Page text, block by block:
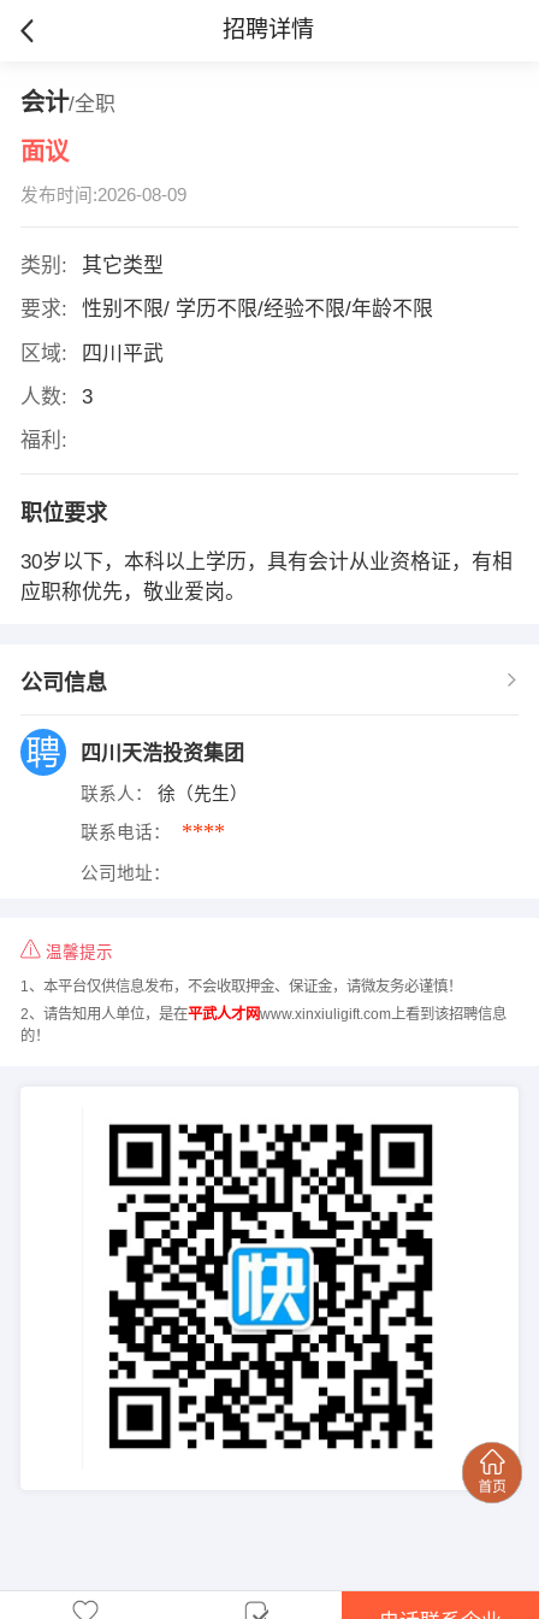
招聘详情
会计/全职
面议
发布时间:2026-08-09
类别:
其它类型
要求:
性别不限/ 学历不限/经验不限/年龄不限
区域:
四川平武
人数:
3
福利:
职位要求
30岁以下，本科以上学历，具有会计从业资格证，有相
应职称优先，敬业爱岗。
公司信息
四川天浩投资集团
联系人： 徐（先生）
联系电话： ****
公司地址：
温馨提示
1、本平台仅供信息发布，不会收取押金、保证金，请微友务必谨慎！
2、请告知用人单位，是在平武人才网www.xinxiuligift.com上看到该招聘信息
的！